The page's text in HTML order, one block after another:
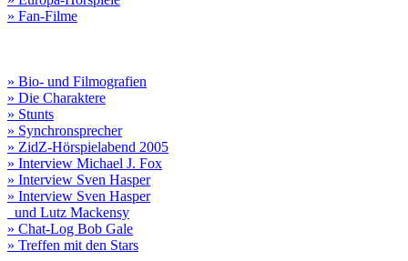
» Fan-Filme
» Bio- und Filmografien
» Die Charaktere
» Stunts
» Synchronsprecher
» ZidZ-Hörspielabend 2005
» Interview Michael J. Fox
» Interview Sven Hasper
» Interview Sven Hasper
und Lutz Mackensy
» Chat-Log Bob Gale
» Treffen mit den Stars